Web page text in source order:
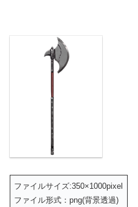
ファイルサイズ:350×1000pixel
ファイル形式：png(背景透過)